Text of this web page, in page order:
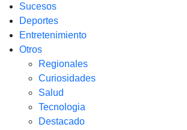
Sucesos
Deportes
Entretenimiento
Otros
Regionales
Curiosidades
Salud
Tecnologia
Destacado